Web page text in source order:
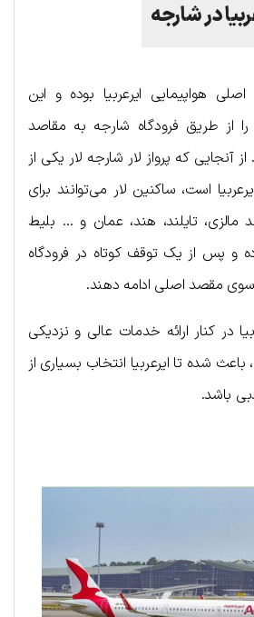
در شارجه
هواپیمایی ایرعربیا بوده و این
را از طریق فرودگاه شارجه به مقاصد
آنجایی که پرواز لار شارجه لار یکی از
است، ساکنین لار می‌توانند برای
مالزی، تایلند، هند، عمان و … بلیط
و پس از یک توقف کوتاه در فرودگاه
سوی مقصد اصلی ادامه دهند.
در کنار ارائه خدمات عالی و نزدیکی
شده تا ایرعربیا انتخاب بسیاری از
باشد.